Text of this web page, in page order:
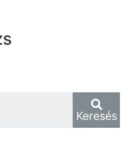
Keresés